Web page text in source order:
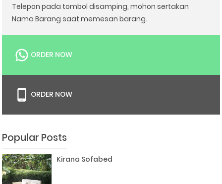
Telepon pada tombol disamping, mohon sertakan
Nama Barang saat memesan barang.
ORDER NOW
ORDER NOW
Popular Posts
Kirana Sofabed